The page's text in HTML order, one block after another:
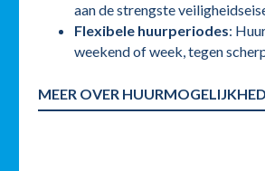
aan de strengste
Flexibele huurperiodes:
weekend of week, tegen
MEER OVER